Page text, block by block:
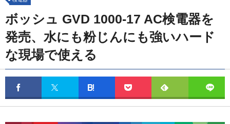
ボッシュ GVD 1000-17 AC検電器を
発売、水にも粉じんにも強いハード
な現場で使える